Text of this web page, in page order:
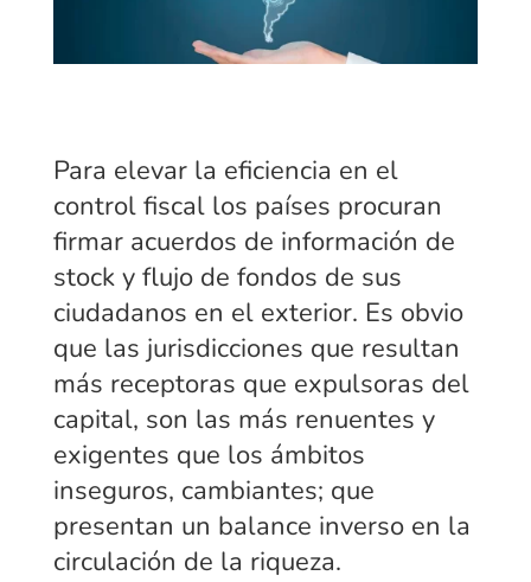
Para elevar la eficiencia en el
control fiscal los países procuran
firmar acuerdos de información de
stock y flujo de fondos de sus
ciudadanos en el exterior. Es obvio
que las jurisdicciones que resultan
más receptoras que expulsoras del
capital, son las más renuentes y
exigentes que los ámbitos
inseguros, cambiantes; que
presentan un balance inverso en la
circulación de la riqueza.